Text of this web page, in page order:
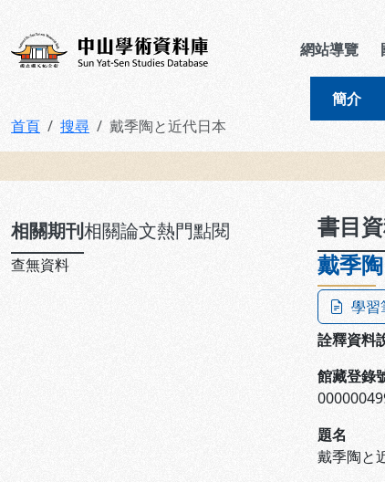
中山學術資料庫 網站導覽
簡介
首頁 搜尋 戴季陶と近代日本
相關期刊相關論文熱門點閱
查無資料
書目
戴季
學習
詮釋資料
館藏登錄
題名
戴季陶と